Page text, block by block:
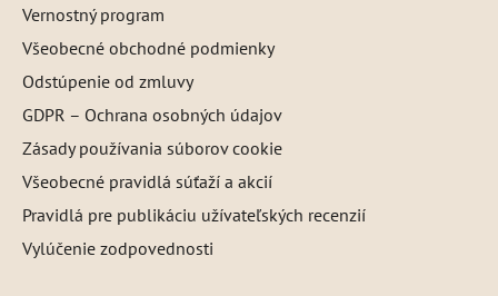
Vernostný program
Všeobecné obchodné podmienky
Odstúpenie od zmluvy
GDPR – Ochrana osobných údajov
Zásady používania súborov cookie
Všeobecné pravidlá súťaží a akcií
Pravidlá pre publikáciu užívateľských recenzií
Vylúčenie zodpovednosti